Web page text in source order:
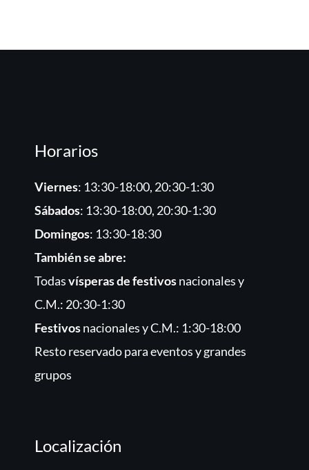
Horarios
Viernes: 13:30-18:00, 20:30-1:30
Sábados: 13:30-18:00, 20:30-1:30
Domingos: 13:30-18:30
También se abre:
Todasvísperas de festivosnacionales y
C.M.: 20:30-1:30
Festivosnacionales y C.M.: 1:30-18:00
Resto reservado para eventos y grandes
grupos
Localización